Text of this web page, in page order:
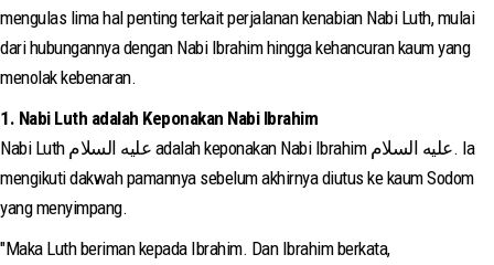
mengulas lima hal penting terkait perjalanan kenabian Nabi Luth, mulai
dari hubungannya dengan Nabi Ibrahim hingga kehancuran kaum yang
menolak kebenaran.
1. Nabi Luth adalah Keponakan Nabi Ibrahim
Nabi Luth عليه السلام adalah keponakan Nabi Ibrahim عليه السلام. Ia
mengikuti dakwah pamannya sebelum akhirnya diutus ke kaum Sodom
yang menyimpang.
"Maka Luth beriman kepada Ibrahim. Dan Ibrahim berkata,